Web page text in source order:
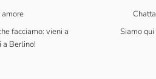
amore
facciamo: vieni a
a Berlino!
Siamo